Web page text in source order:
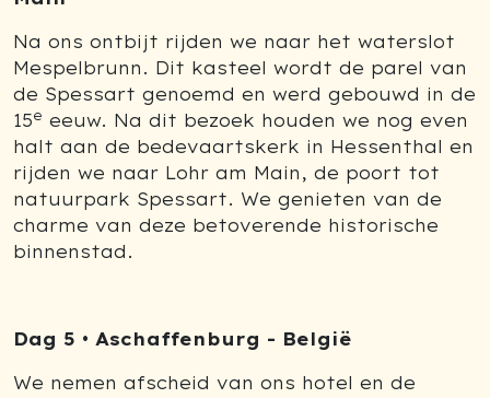
Na ons ontbijt rijden we naar het waterslot
Mespelbrunn. Dit kasteel wordt de parel van
de Spessart genoemd en werd gebouwd in de
15e eeuw. Na dit bezoek houden we nog even
halt aan de bedevaartskerk in Hessenthal en
rijden we naar Lohr am Main, de poort tot
natuurpark Spessart. We genieten van de
charme van deze betoverende historische
binnenstad.
Dag 5 • Aschaffenburg - België
We nemen afscheid van ons hotel en de